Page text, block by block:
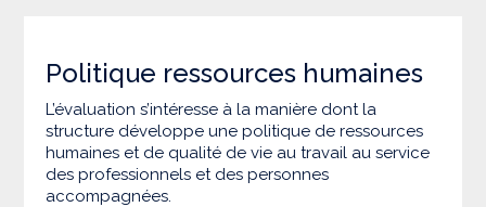
Politique ressources humaines
L’évaluation s’intéresse à la manière dont la
structure développe une politique de ressources
humaines et de qualité de vie au travail au service
des professionnels et des personnes
accompagnées.